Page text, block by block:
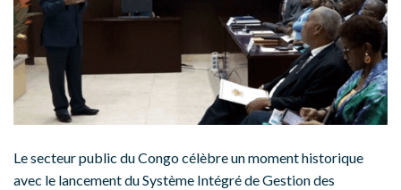
Le secteur public du Congo célèbre un moment historique
avec le lancement du Système Intégré de Gestion des